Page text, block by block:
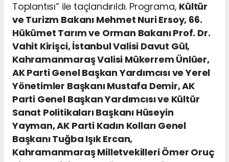
Toplantısı” ile taçlandırıldı. Programa, Kültür
ve Turizm Bakanı Mehmet Nuri Ersoy, 66.
Hükümet Tarım ve Orman Bakanı Prof. Dr.
Vahit Kirişci, İstanbul Valisi Davut Gül,
Kahramanmaraş Valisi Mükerrem Ünlüer,
AK Parti Genel Başkan Yardımcısı ve Yerel
Yönetimler Başkanı Mustafa Demir, AK
Parti Genel Başkan Yardımcısı ve Kültür
Sanat Politikaları Başkanı Hüseyin
Yayman, AK Parti Kadın Kolları Genel
Başkanı Tuğba Işık Ercan,
Kahramanmaraş Milletvekilleri Ömer Oruç